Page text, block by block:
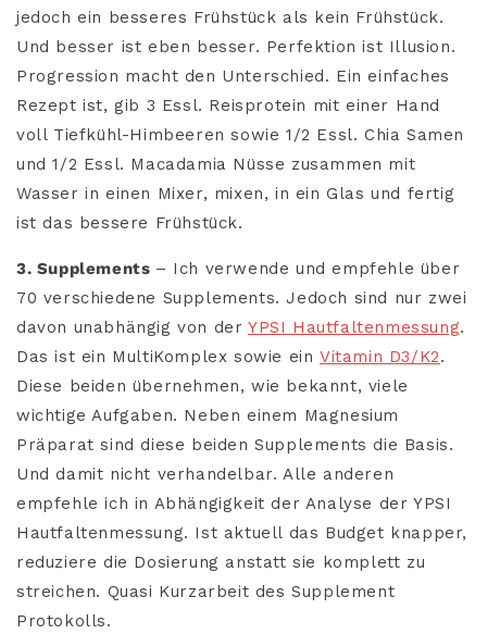
jedoch ein besseres Frühstück als kein Frühstück.
Und besser ist eben besser. Perfektion ist Illusion.
Progression macht den Unterschied. Ein einfaches
Rezept ist, gib 3 Essl. Reisprotein mit einer Hand
voll Tiefkühl-Himbeeren sowie 1/2 Essl.Chia Samen
und 1/2 Essl. Macadamia Nüsse zusammen mit
Wasser in einen Mixer, mixen, in ein Glas und fertig
ist das bessere Frühstück.
3. Supplements – Ich verwende und empfehle über
70 verschiedene Supplements. Jedoch sind nur zwei
davon unabhängig von derYPSI Hautfaltenmessung.
Das ist ein MultiKomplex sowie einVitamin D3/K2.
Diese beiden übernehmen, wie bekannt, viele
wichtige Aufgaben. Neben einem Magnesium
Präparatsind diese beiden Supplements die Basis.
Und damit nicht verhandelbar. Alle anderen
empfehle ich in Abhängigkeit der Analyse der YPSI
Hautfaltenmessung. Ist aktuell das Budget knapper,
reduziere die Dosierung anstatt sie komplett zu
streichen. Quasi Kurzarbeit des Supplement
Protokolls.